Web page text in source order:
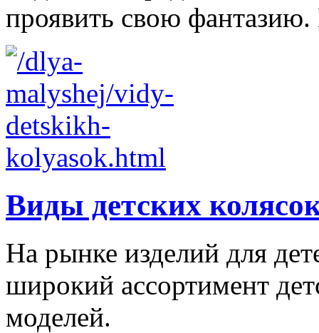
проявить свою
Виды детских
На рынке изделий для
широкий ассортимент
моделей.